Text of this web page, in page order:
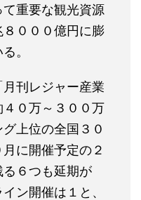
重要な観光資源
０００億円に膨
。
刊レジャー産業
０万～３００万
上位の全国３０
に開催予定の２
る６つも延期が
ン開催は１と、